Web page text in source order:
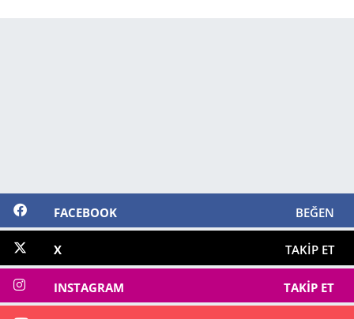
FACEBOOK BEĞEN
X TAKIP ET
INSTAGRAM TAKIP ET